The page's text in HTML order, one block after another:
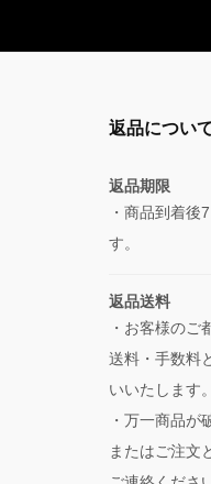
返品につい
返品期限
・商品到着後
す。
返品送料
・お客様のご
送料・手数料
いいたします。
・万一商品が
またはご注文